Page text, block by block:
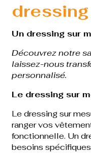
Un dressing sur
Découvrez notre
laissez-nous
personnalisé.
Le dressing sur
Le dressing sur
ranger vos
fonctionnelle. Un
besoins